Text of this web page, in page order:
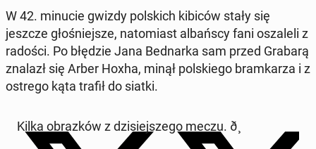
W 42. minucie gwizdy pol­s­kich kibiców stały się
jeszcze głośniejsze, nato­mi­ast al­bańs­cy fani os­za­leli z
radości. Po błędzie Jana Bed­nar­ka sam przed Grabarą
znalazł się Arber Hoxha, minął pol­skiego bramkarza i z
ostrego kąta trafił do siatki.
Kilka obrazków z dzisiejszego meczu. ð¸